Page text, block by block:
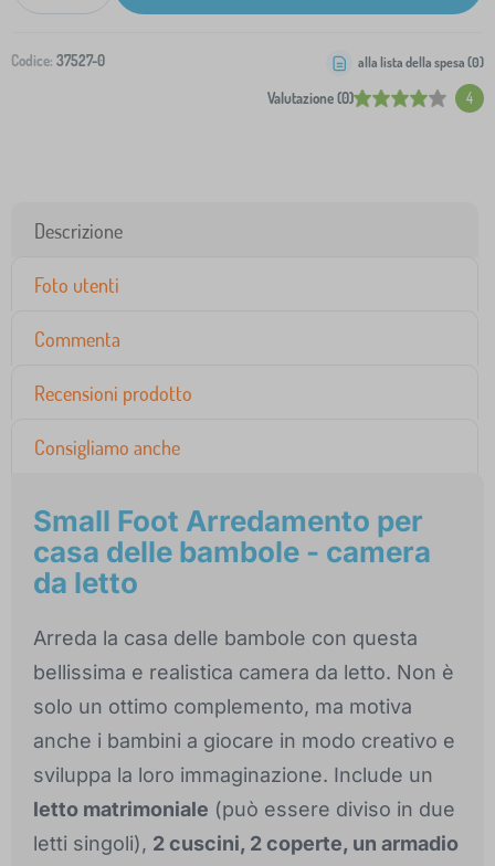
Codice: 37527-0
Valutazione (0) 4
alla lista della spesa (0)
Descrizione
Foto utenti
Commenta
Recensioni prodotto
Consigliamo anche
Small Foot Arredamento per
casa delle bambole - camera
da letto
Arreda la casa delle bambole con questa
bellissima e realistica camera da letto. Non è
solo un ottimo complemento, ma motiva
anche i bambini a giocare in modo creativo e
sviluppa la loro immaginazione. Include un
letto matrimoniale (può essere diviso in due
letti singoli), 2 cuscini, 2 coperte, un armadio